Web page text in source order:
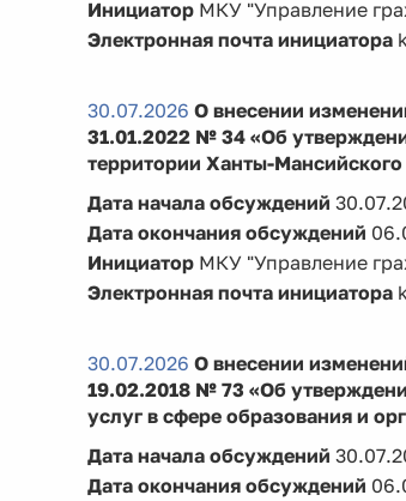
ИнициаторМКУ "Управление
Электронная почта инициатора
30.07.2026 О внесении
31.01.2022 № 34 «Об
территории Ханты-
Дата начала обсуждений
Дата окончания обсуждений
ИнициаторМКУ "Управление
Электронная почта инициатора
30.07.2026 О внесении
19.02.2018 № 73 «Об
услуг в сфере образования и
Дата начала обсуждений
Дата окончания обсуждений